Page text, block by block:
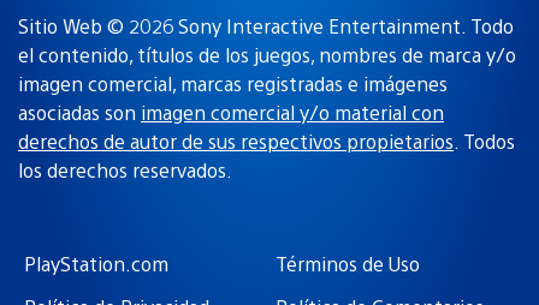
Sitio Web © 2026 Sony Interactive Entertainment. Todo
el contenido, títulos de los juegos, nombres de marca y/o
imagen comercial, marcas registradas e imágenes
asociadas son imagen comercial y/o material con
derechos de autor de sus respectivos propietarios. Todos
los derechos reservados.
PlayStation.com
Términos de Uso